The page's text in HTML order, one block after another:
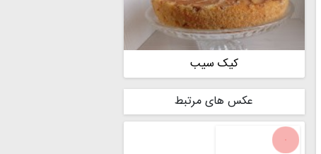
کیک سیب
عکس های مرتبط